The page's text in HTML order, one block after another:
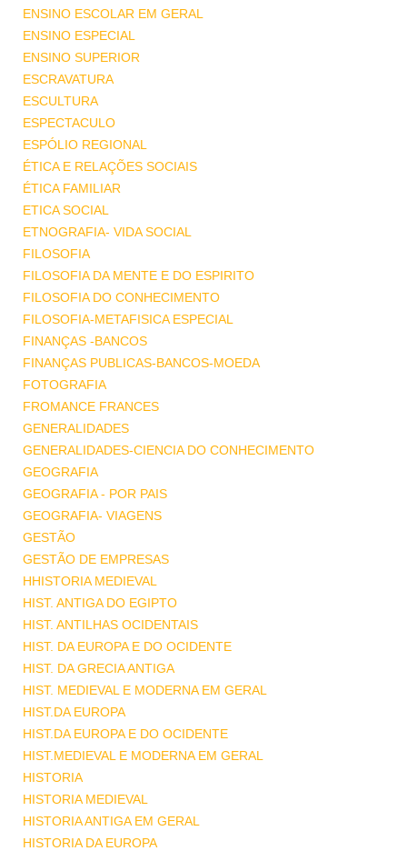
ENSINO ESCOLAR EM GERAL
ENSINO ESPECIAL
ENSINO SUPERIOR
ESCRAVATURA
ESCULTURA
ESPECTACULO
ESPÓLIO REGIONAL
ÉTICA E RELAÇÕES SOCIAIS
ÉTICA FAMILIAR
ETICA SOCIAL
ETNOGRAFIA- VIDA SOCIAL
FILOSOFIA
FILOSOFIA DA MENTE E DO ESPIRITO
FILOSOFIA DO CONHECIMENTO
FILOSOFIA-METAFISICA ESPECIAL
FINANÇAS -BANCOS
FINANÇAS PUBLICAS-BANCOS-MOEDA
FOTOGRAFIA
FROMANCE FRANCES
GENERALIDADES
GENERALIDADES-CIENCIA DO CONHECIMENTO
GEOGRAFIA
GEOGRAFIA - POR PAIS
GEOGRAFIA- VIAGENS
GESTÃO
GESTÃO DE EMPRESAS
HHISTORIA MEDIEVAL
HIST. ANTIGA DO EGIPTO
HIST. ANTILHAS OCIDENTAIS
HIST. DA EUROPA E DO OCIDENTE
HIST. DA GRECIA ANTIGA
HIST. MEDIEVAL E MODERNA EM GERAL
HIST.DA EUROPA
HIST.DA EUROPA E DO OCIDENTE
HIST.MEDIEVAL E MODERNA EM GERAL
HISTORIA
HISTORIA MEDIEVAL
HISTORIA ANTIGA EM GERAL
HISTORIA DA EUROPA